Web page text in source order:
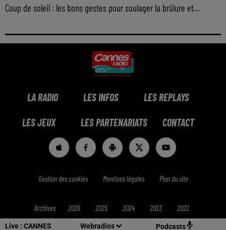
Live : CANNES Webradios Podcasts
Coup de soleil : les bons gestes pour soulager la brûlure et...
LA RADIO LES INFOS LES REPLAYS
LES JEUX LES PARTENARIATS CONTACT
Gestion des cookies Mentions légales Plan du site
Archives 2026 2025 2024 2023 2022